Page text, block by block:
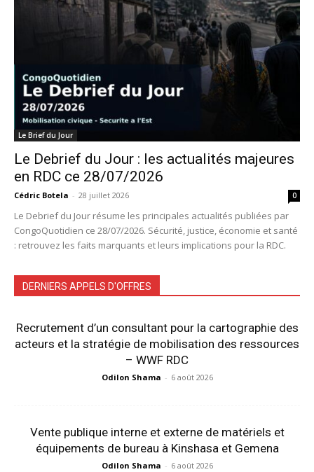
Le Brief du Jour
Le Debrief du Jour : les actualités majeures
en RDC ce 28/07/2026
Cédric Botela - 28 juillet 2026 0
Le Debrief du Jour résume les principales actualités publiées par
CongoQuotidien ce 28/07/2026. Sécurité, justice, économie et santé
: retrouvez les faits marquants et leurs implications pour la RDC.
DERNIERS APPELS D'OFFRES
Recrutement d’un consultant pour la cartographie des
acteurs et la stratégie de mobilisation des ressources
– WWF RDC
Odilon Shama - 6 août 2026
Vente publique interne et externe de matériels et
équipements de bureau à Kinshasa et Gemena
Odilon Shama - 6 août 2026